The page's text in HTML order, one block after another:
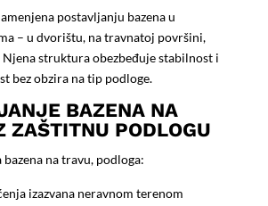
postavljanju bazena u
– u dvorištu, na travnatoj površini,
struktura obezbeđuje stabilnost i
bez obzira na tip podloge.
BAZENA NA
ZAŠTITNU PODLOGU
na travu, podloga:
izazvana neravnom terenom